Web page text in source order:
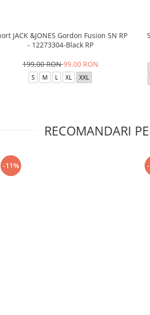
JACK &JONES Gordon Fusion SN RP
- 12273304-Black RP
199,00 RON99,00 RON
S M L XL XXL
RECOMANDARI
-11%